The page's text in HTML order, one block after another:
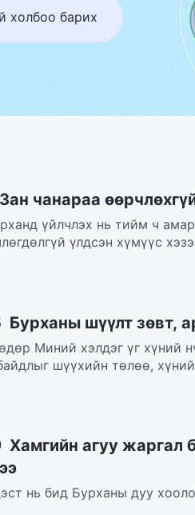
холбоо барих
чанараа
үйлчлэх нь тийм ч
үлдсэн хүмүүс
Бурханы шүүлт зөвт,
Миний хэлдэг үг хүний
шүүхийн төлөө,
Хамгийн агуу жаргал
нь бид Бурханы дуу